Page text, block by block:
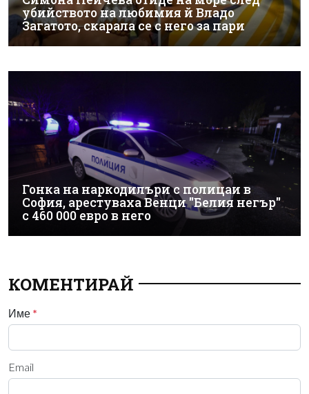
убийството на любимия й Владо
Загатото, скарала се с него за пари
Гонка на наркодилъри с полицаи в
София, арестуваха Венци "Белия негър"
с 460 000 евро в него
КОМЕНТИРАЙ
Име *
Email